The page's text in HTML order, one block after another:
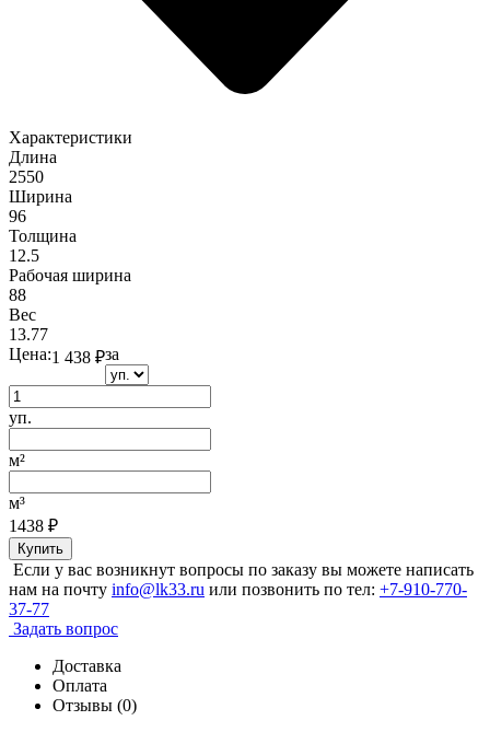
Характеристики
Длина
2550
Ширина
96
Толщина
12.5
Рабочая ширина
88
Вес
13.77
Цена:1 438 ₽за
уп.
м²
м³
1438 ₽
Купить
Если у вас возникнут вопросы по заказу вы можете написать
нам на почту info@lk33.ru или позвонить по тел: +7-910-770-
37-77
Задать вопрос
Доставка
Оплата
Отзывы (0)